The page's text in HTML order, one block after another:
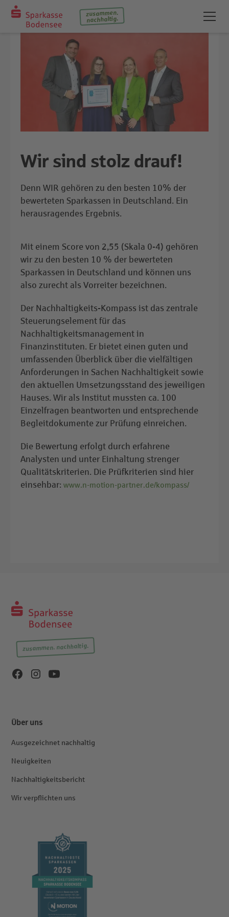
zusammen.
nachhaltig.
Wir sind stolz drauf!
Denn WIR gehören zu den besten 10% der
bewerteten Sparkassen in Deutschland. Ein
herausragendes Ergebnis.
Mit einem Score von 2,55 (Skala 0-4) gehören
wir zu den besten 10 % der bewerteten
Sparkassen in Deutschland und können uns
also zurecht als Vorreiter bezeichnen.
Der Nachhaltigkeits-Kompass ist das zentrale
Steuerungselement für das
Nachhaltigkeitsmanagement in
Finanzinstituten. Er bietet einen guten und
umfassenden Überblick über die vielfältigen
Anforderungen in Sachen Nachhaltigkeit sowie
den aktuellen Umsetzungsstand des jeweiligen
Hauses. Wir als Institut mussten ca. 100
Einzelfragen beantworten und entsprechende
Begleitdokumente zur Prüfung einreichen.
Die Bewertung erfolgt durch erfahrene
Analysten und unter Einhaltung strenger
Qualitätskriterien. Die Prüfkriterien sind hier
einsehbar: www.n-motion-partner.de/kompass/
zusammen. nachhaltig.
Über uns
Ausgezeichnet nachhaltig
Neuigkeiten
Nachhaltigkeitsbericht
Wir verpflichten uns